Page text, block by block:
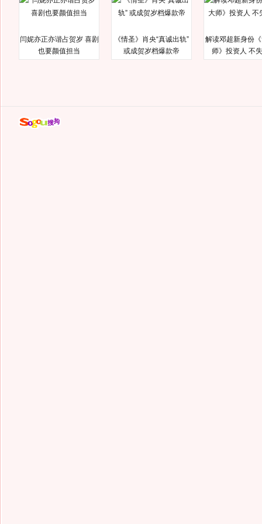
闫妮亦正亦谐占贺岁 喜剧
也要颜值担当
《情圣》肖央“真诚出轨”
或成贺岁档爆款帝
解读邓超新身份
师》投资人 不